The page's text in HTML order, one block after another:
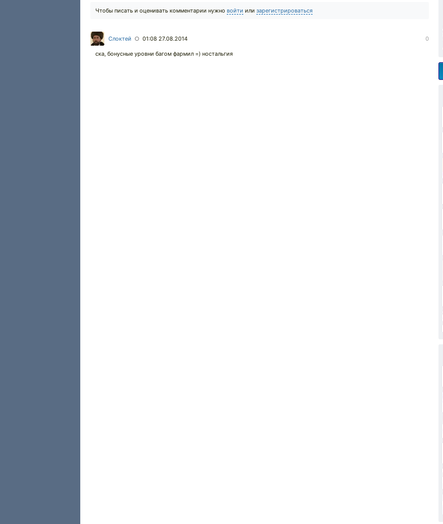
Чтобы писать и оценивать комментарии нужно войти или зарегистрироваться
Слоктей ○ 01:08 27.08.2014 0
ска, бонусные уровни багом фармил =) ностальгия